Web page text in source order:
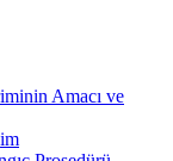
Amacı ve